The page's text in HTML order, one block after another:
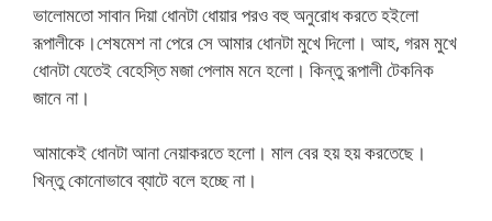
ভালোমতো সাবান দিয়া ধোনটা ধোয়ার পরও বহু অনুরোধ করতে হইলো
রূপালীকে।শেষমেশ না পেরে সে আমার ধোনটা মুখে দিলো। আহ, গরম মুখে
ধোনটা যেতেই বেহেস্তি মজা পেলাম মনে হলো। কিন্তু রূপালী টেকনিক
জানে না।
আমাকেই ধোনটা আনা নেয়াকরতে হলো। মাল বের হয় হয় করতেছে।
খিন্তু কোনোভাবে ব্যাটে বলে হচ্ছে না।